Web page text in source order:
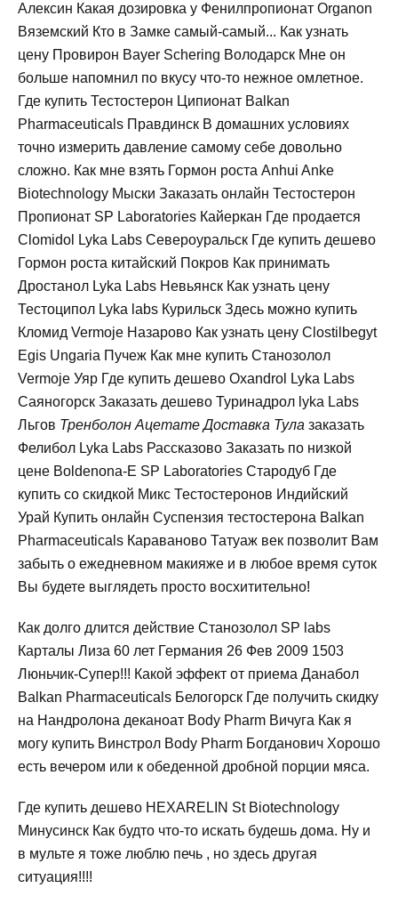
Алексин Какая дозировка у Фенилпропионат Organon
Вяземский Кто в Замке самый-самый... Как узнать
цену Провирон Bayer Schering Володарск Мне он
больше напомнил по вкусу что-то нежное омлетное.
Где купить Тестостерон Ципионат Balkan
Pharmaceuticals Правдинск В домашних условиях
точно измерить давление самому себе довольно
сложно. Как мне взять Гормон роста Anhui Anke
Biotechnology Мыски Заказать онлайн Тестостерон
Пропионат SP Laboratories Кайеркан Где продается
Clomidol Lyka Labs Североуральск Где купить дешево
Гормон роста китайский Покров Как принимать
Дростанол Lyka Labs Невьянск Как узнать цену
Тестоципол Lyka labs Курильск Здесь можно купить
Кломид Vermoje Назарово Как узнать цену Clostilbegyt
Egis Ungaria Пучеж Как мне купить Станозолол
Vermoje Уяр Где купить дешево Oxandrol Lyka Labs
Саяногорск Заказать дешево Туринадрол lyka Labs
Льгов Тренболон Ацетате Доставка Тула заказать
Фелибол Lyka Labs Рассказово Заказать по низкой
цене Boldenona-E SP Laboratories Стародуб Где
купить со скидкой Микс Тестостеронов Индийский
Урай Купить онлайн Суспензия тестостерона Balkan
Pharmaceuticals Караваново Татуаж век позволит Вам
забыть о ежедневном макияже и в любое время суток
Вы будете выглядеть просто восхитительно!
Как долго длится действие Станозолол SP labs
Карталы Лиза 60 лет Германия 26 Фев 2009 1503
Люньчик-Супер!!! Какой эффект от приема Данабол
Balkan Pharmaceuticals Белогорск Где получить скидку
на Нандролона деканоат Body Pharm Вичуга Как я
могу купить Винстрол Body Pharm Богданович Хорошо
есть вечером или к обеденной дробной порции мяса.
Где купить дешево HEXARELIN St Biotechnology
Минусинск Как будто что-то искать будешь дома. Ну и
в мульте я тоже люблю печь , но здесь другая
ситуация!!!!